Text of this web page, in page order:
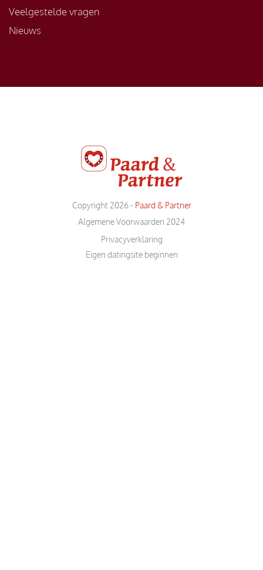
Veelgestelde vragen
Nieuws
Copyright 2026 - Paard & Partner
Algemene Voorwaarden 2024
Privacyverklaring
Eigen datingsite beginnen